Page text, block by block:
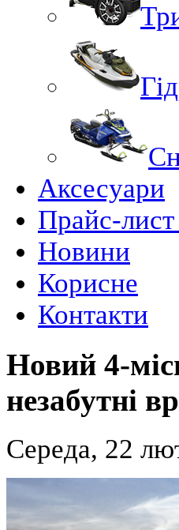
Аксесуари
Прайс-
Новини
Корисне
Контакти
Новий 4-
незабутні
Середа, 22